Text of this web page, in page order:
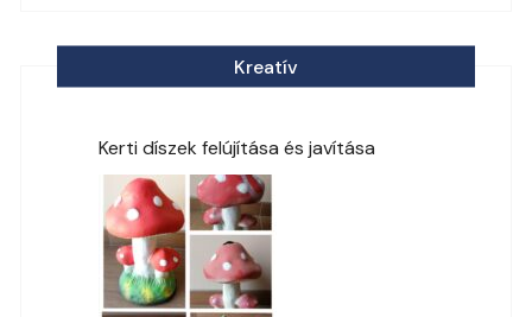
Kreatív
Kerti díszek felújítása és javítása